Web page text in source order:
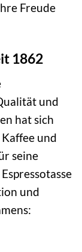
Freude
1862
und
hat sich
und
seine
und